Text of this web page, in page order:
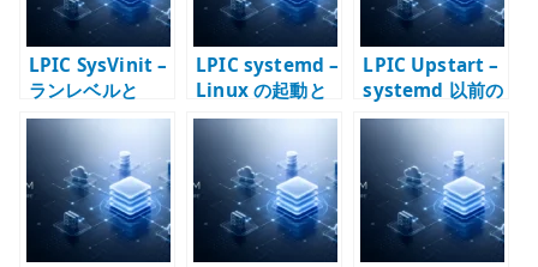
LPIC SysVinit –
ランレベルと
init script
LPIC systemd –
Linux の起動と
サービス管理
LPIC Upstart –
systemd 以前の
init システム